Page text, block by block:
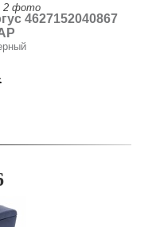
2 фото
4627152040867